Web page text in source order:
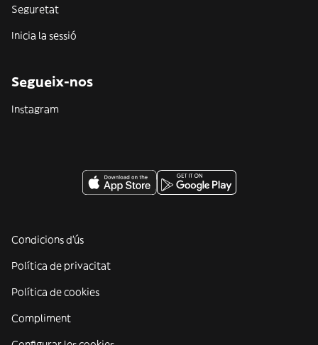
Seguretat
Inicia la sessió
Segueix-nos
Instagram
Condicions d'ús
Política de privacitat
Política de cookies
Compliment